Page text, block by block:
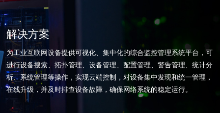
解决方案
为工业互联网设备提供可视化、集中化的综合监控管理系统平台，可
进行设备搜索、拓扑管理、设备管理、配置管理、警告管理、统计分
析、系统管理等操作，实现云端控制，对设备集中发现和统一管理，
在线升级，并及时排查设备故障，确保网络系统的稳定运行。